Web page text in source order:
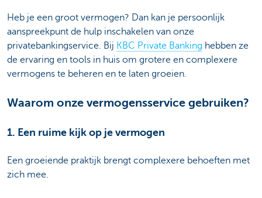
Heb je een groot vermogen? Dan kan je persoonlijk
aanspreekpunt de hulp inschakelen van onze
privatebankingservice. Bij KBC Private Banking hebben ze
de ervaring en tools in huis om grotere en complexere
vermogens te beheren en te laten groeien.
Waarom onze vermogensservice gebruiken?
1. Een ruime kijk op je vermogen
Een groeiende praktijk brengt complexere behoeften met
zich mee.